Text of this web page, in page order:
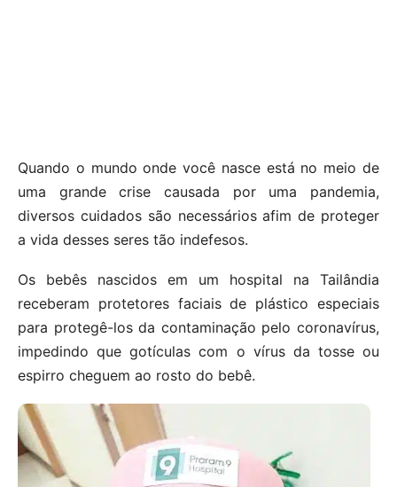
Quando o mundo onde você nasce está no meio de
uma grande crise causada por uma pandemia,
diversos cuidados são necessários afim de proteger
a vida desses seres tão indefesos.
Os bebês nascidos em um hospital na Tailândia
receberam protetores faciais de plástico especiais
para protegê-los da contaminação pelo coronavírus,
impedindo que gotículas com o vírus da tosse ou
espirro cheguem ao rosto do bebê.